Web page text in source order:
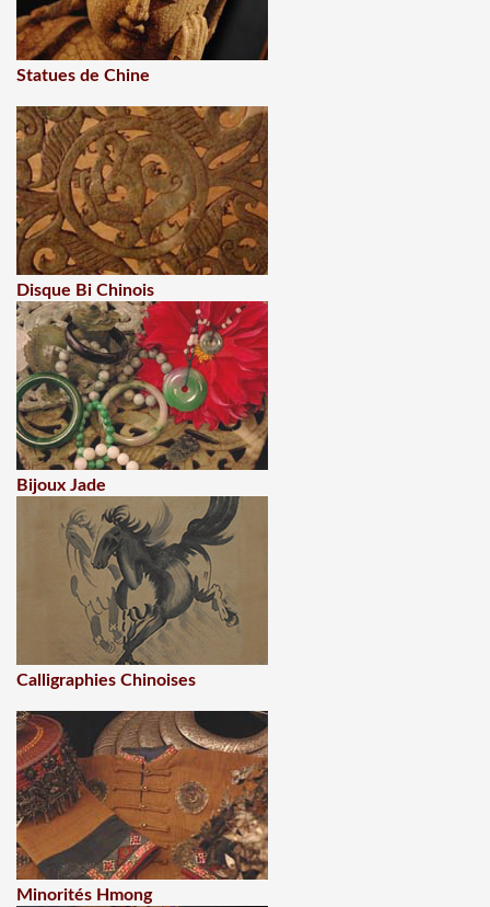
Statues de Chine
Disque Bi Chinois
Bijoux Jade
Calligraphies Chinoises
Minorités Hmong